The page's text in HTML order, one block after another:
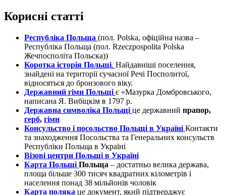
Корисні статті
Республіка Польща (пол. Polska, офіційна назва –
Республіка Польща (пол. Rzeczpospolita Polska
Жечпосполіта Польска))
Коротка історія Польщі. Найдавніші поселення,
знайдені на території сучасної Речі Посполитої,
відносяться до бронзового віку.
Державний гімн Польщі є «Мазурка Домбровського,
написана Я. Вибіцкім в 1797 р.
Державна символіка Польщі це державний прапор,
герб, гімн
Консульство і посольство Польщі в Україні Контакти
та знаходження Посольства та Генеральних консульств
Республіки Польща в Україні
Візові центри Польщі в Україні
Карта Польщі Польща – достатньо велика держава,
площа більше 300 тисяч квадратних кілометрів і
населення понад 38 мільйонів чоловік
Карта поляка це документ, який підтверджує